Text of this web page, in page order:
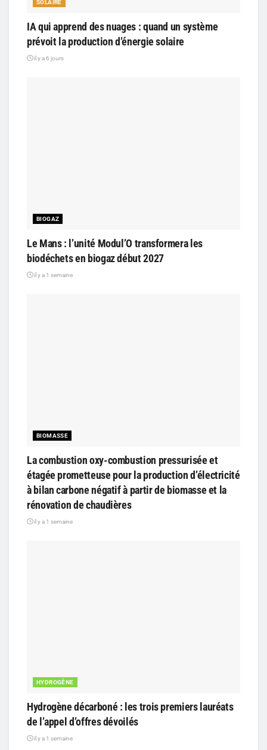
SOLAIRE
IA qui apprend des nuages : quand un système
prévoit la production d’énergie solaire
il y a 6 jours
BIOGAZ
Le Mans : l’unité Modul’O transformera les
biodéchets en biogaz début 2027
il y a 1 semaine
BIOMASSE
La combustion oxy-combustion pressurisée et
étagée prometteuse pour la production d’électricité
à bilan carbone négatif à partir de biomasse et la
rénovation de chaudières
il y a 1 semaine
HYDROGÈNE
Hydrogène décarboné : les trois premiers lauréats
de l’appel d’offres dévoilés
il y a 1 semaine